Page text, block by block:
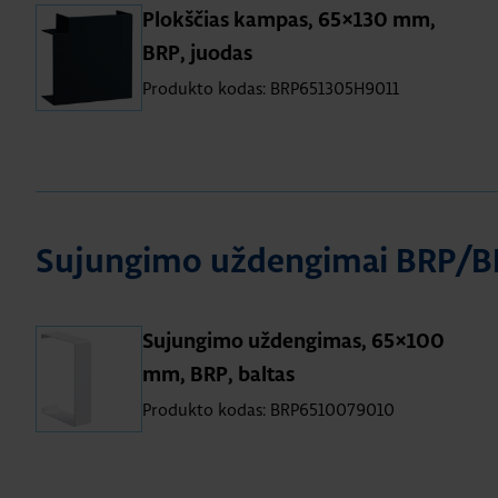
Plokščias kampas, 65×130 mm,
BRP, juodas
Produkto kodas: BRP651305H9011
Sujungimo uždengimai BRP/
Sujungimo uždengimas, 65×100
mm, BRP, baltas
Produkto kodas: BRP6510079010